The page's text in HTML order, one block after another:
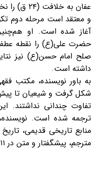
عفان به
و معتقد است مرحله دوم
آغاز شده است. او
حضرت علی(ع) را نقطه
صلح امام حسن(ع) نیز
داشته است.
به باور نویسنده، مکتب
شکل گرفت و شیعیان تا
تفاوت چندانی نداشتند.
ترجمه شده است.
منابع تاريخى قديمى،
مترجم، پيشگفتار و متن در ۱۱ فصل تنظيم شده است.